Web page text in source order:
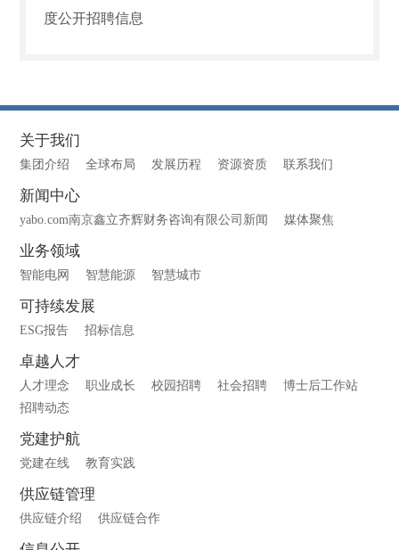
度公开招聘信息
关于我们
集团介绍 全球布局 发展历程 资源资质 联系我们
新闻中心
yabo.com南京鑫立齐辉财务咨询有限公司新闻 媒体聚焦
业务领域
智能电网 智慧能源 智慧城市
可持续发展
ESG报告 招标信息
卓越人才
人才理念 职业成长 校园招聘 社会招聘
博士后工作站
招聘动态
党建护航
党建在线 教育实践
供应链管理
供应链介绍 供应链合作